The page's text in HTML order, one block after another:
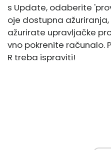
s Update, odaberite
oje dostupna
ažurirate upravljačke
vno pokrenite računalo.
R treba ispraviti!